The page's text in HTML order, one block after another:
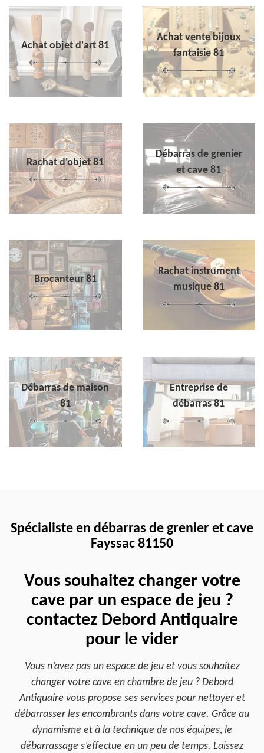
Achat objet d'art 81
Achat vente bijoux
fantaisie 81
Rachat d'objet 81
Débarras de grenier
et cave 81
Brocanteur 81
Rachat instrument
musique 81
Débarras de maison
81
Entreprise de
débarras 81
Spécialiste en débarras de grenier et cave
Fayssac 81150
Vous souhaitez changer votre
cave par un espace de jeu ?
contactez Debord Antiquaire
pour le vider
Vous n’avez pas un espace de jeu et vous souhaitez
changer votre cave en chambre de jeu ? Debord
Antiquaire vous propose ses services pour nettoyer et
débarrasser les encombrants dans votre cave. Grâce au
dynamisme et à la technique de nos équipes, le
débarrassage s’effectue en un peu de temps. Laissez